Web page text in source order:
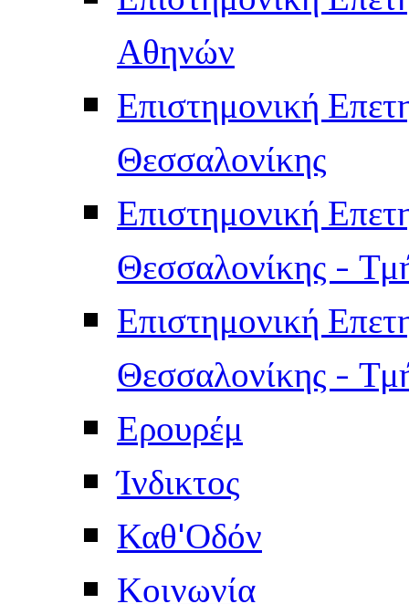
Αθηνών
Επιστημονική
Θεσσαλονίκης
Επιστημονική
Θεσσαλονίκης -
Επιστημονική
Θεσσαλονίκης -
Ερουρέμ
Ίνδικτος
Καθ'Οδόν
Κοινωνία